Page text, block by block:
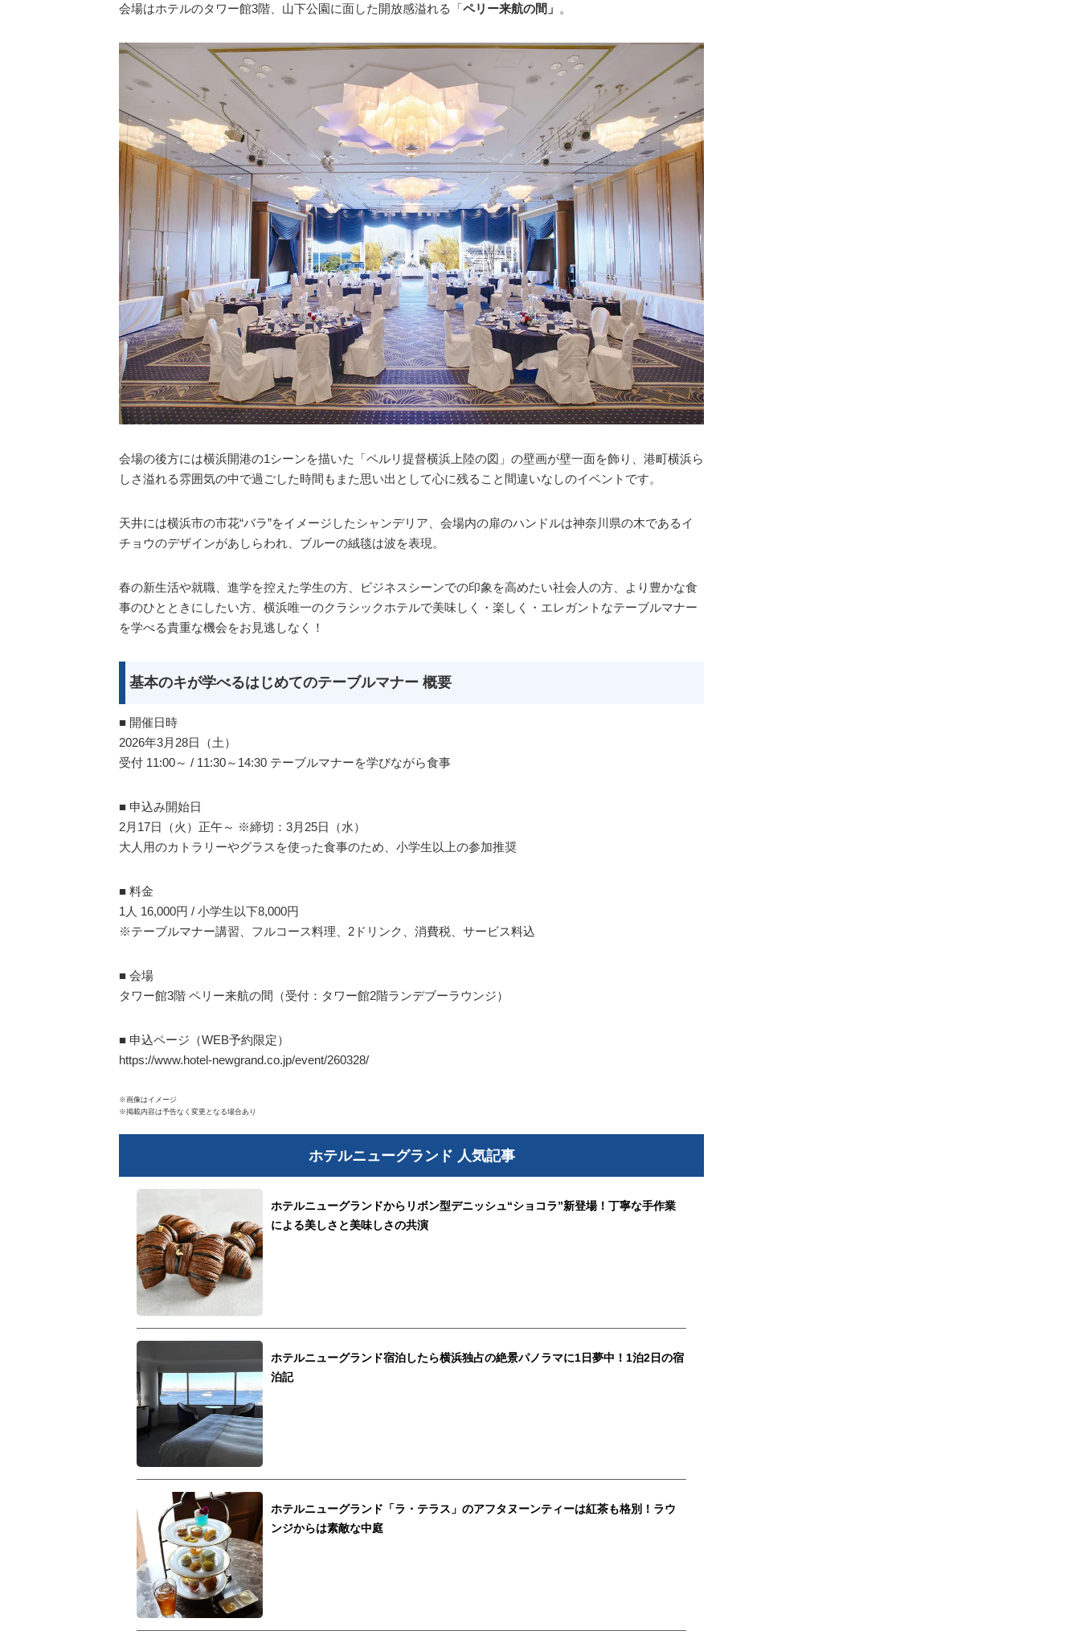
会場はホテルのタワー館3階、山下公園に面した開放感溢れる「ペリー来航の間」 。
会場の後方には横浜開港の1シーンを描いた「ペルリ提督横浜上陸の図」の壁画が壁一面を飾り、港町横浜ら
しさ溢れる雰囲気の中で過ごした時間もまた思い出として心に残ること間違いなしのイベントです。
天井には横浜市の市花“バラ”をイメージしたシャンデリア、会場内の扉のハンドルは神奈川県の木であるイ
チョウのデザインがあしらわれ、ブルーの絨毯は波を表現。
春の新生活や就職、進学を控えた学生の方、ビジネスシーンでの印象を高めたい社会人の方、より豊かな食
事のひとときにしたい方、横浜唯一のクラシックホテルで美味しく・楽しく・エレガントなテーブルマナー
を学べる貴重な機会をお見逃しなく！
基本のキが学べるはじめてのテーブルマナー 概要
■ 開催日時
2026年3月28日（土）
受付 11:00～ / 11:30～14:30 テーブルマナーを学びながら食事
■ 申込み開始日
2月17日（火）正午～ ※締切：3月25日（水）
大人用のカトラリーやグラスを使った食事のため、小学生以上の参加推奨
■ 料金
1人 16,000円 / 小学生以下8,000円
※テーブルマナー講習、フルコース料理、2ドリンク、消費税、サービス料込
■ 会場
タワー館3階 ペリー来航の間（受付：タワー館2階ランデブーラウンジ）
■ 申込ページ（WEB予約限定）
https://www.hotel-newgrand.co.jp/event/260328/
※画像はイメージ
※掲載内容は予告なく変更となる場合あり
ホテルニューグランド 人気記事
ホテルニューグランドからリボン型デニッシュ“ショコラ”新登場！丁寧な手作業
による美しさと美味しさの共演
ホテルニューグランド宿泊したら横浜独占の絶景パノラマに1日夢中！1泊2日の宿
泊記
ホテルニューグランド「ラ・テラス」のアフタヌーンティーは紅茶も格別！ラウ
ンジからは素敵な中庭